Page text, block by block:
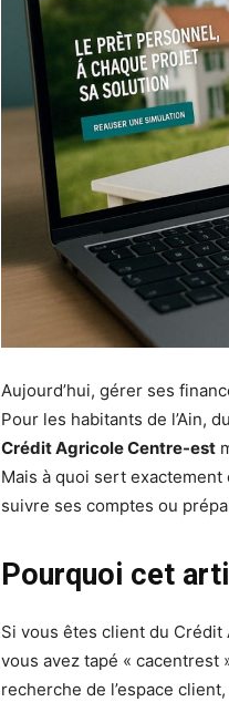
Aujourd’hui, gérer ses
Pour les habitants de l’Ain,
Crédit Agricole Centre-est
Mais à quoi sert
suivre ses comptes ou
Pourquoi cet
Si vous êtes client du
vous avez tapé « cacentrest
recherche de l’espace